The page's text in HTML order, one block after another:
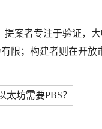
案者专注于验证，
限；构建者则在开放